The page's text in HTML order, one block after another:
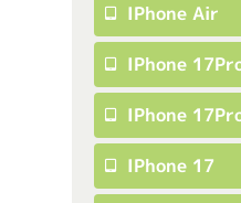
IPhone Air
IPhone
IPhone
IPhone 17